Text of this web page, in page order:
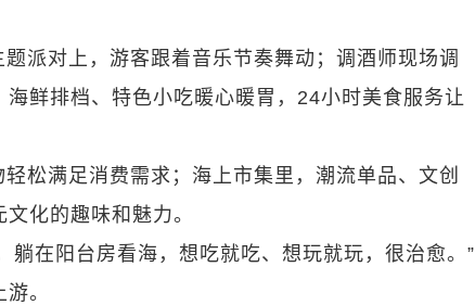
派对上，游客跟着音乐节奏舞动；调酒师现场调
鲜排档、特色小吃暖心暖胃，24小时美食服务让
松满足消费需求；海上市集里，潮流单品、文创
化的趣味和魅力。
在阳台房看海，想吃就吃、想玩就玩，很治愈。”
。